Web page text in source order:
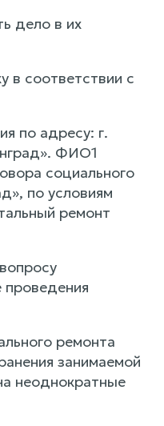
дело в их
в соответствии с
по адресу: г.
ФИО1
социального
по условиям
ремонт
ремонта
занимаемой
неоднократные